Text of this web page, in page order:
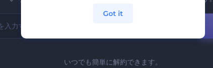
いつでも簡単に解約できます。
Got it